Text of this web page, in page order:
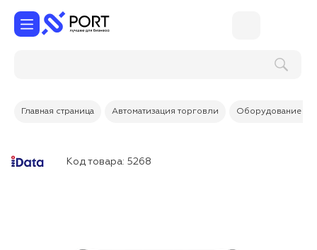
Главная страница Автоматизация торговли Оборудование
Код товара: 5268